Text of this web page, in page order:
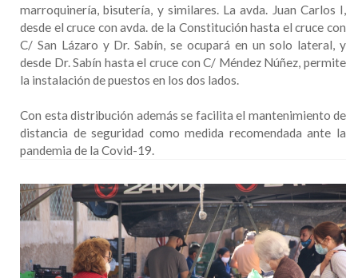
marroquinería, bisutería, y similares. La avda. Juan Carlos I,
desde el cruce con avda. de la Constitución hasta el cruce con
C/ San Lázaro y Dr. Sabín, se ocupará en un solo lateral, y
desde Dr. Sabín hasta el cruce con C/ Méndez Núñez, permite
la instalación de puestos en los dos lados.
Con esta distribución además se facilita el mantenimiento de
distancia de seguridad como medida recomendada ante la
pandemia de la Covid-19.